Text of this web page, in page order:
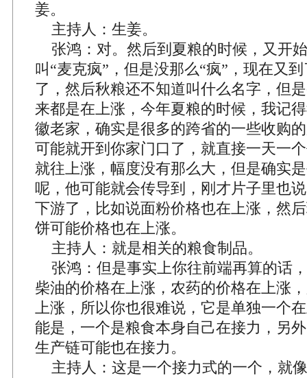
姜。
主持人：生姜。
张鸿：对。然后到夏粮的时候，又开
叫“麦克疯”，但是没那么“疯”，现在又
了，然后秋粮还不知道叫什么名字，但
来都是在上涨，今年夏粮的时候，我记
徽老家，确实是很多的跨省的一些收购
可能就开到你家门口了，就直接一天一
就往上涨，幅度没有那么大，但是确实
呢，他可能就会传导到，刚才片子里也
下游了，比如说面粉价格也在上涨，然
饼可能价格也在上涨。
主持人：就是相关的粮食制品。
张鸿：但是事实上你往前端再算的话
柴油的价格在上涨，农药的价格在上涨
上涨，所以你也很难说，它是单独一个
能是，一个是粮食本身自己在接力，另
生产链可能也在接力。
主持人：这是一个接力式的一个，就